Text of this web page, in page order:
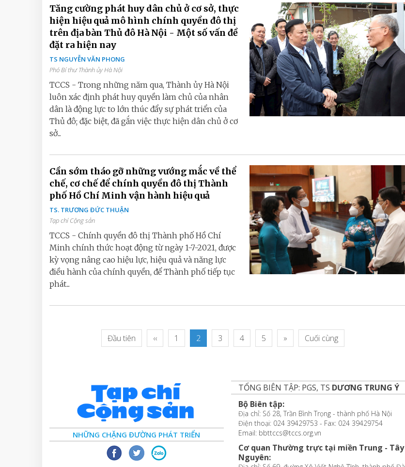
Tăng cường phát huy dân chủ ở cơ sở, thực
hiện hiệu quả mô hình chính quyền đô thị
trên địa bàn Thủ đô Hà Nội - Một số vấn đề
đặt ra hiện nay
TS NGUYỄN VĂN PHONG
Phó Bí thư Thành ủy Hà Nội
TCCS - Trong những năm qua, Thành ủy Hà Nội
luôn xác định phát huy quyền làm chủ của nhân
dân là động lực to lớn thúc đẩy sự phát triển của
Thủ đô; đặc biệt, đã gắn việc thực hiện dân chủ ở cơ
sở...
Cần sớm tháo gỡ những vướng mắc về thể
chế, cơ chế để chính quyền đô thị Thành
phố Hồ Chí Minh vận hành hiệu quả
TS. TRƯƠNG ĐỨC THUẬN
Tạp chí Cộng sản
TCCS - Chính quyền đô thị Thành phố Hồ Chí
Minh chính thức hoạt động từ ngày 1-7-2021, được
kỳ vọng nâng cao hiệu lực, hiệu quả và năng lực
điều hành của chính quyền, để Thành phố tiếp tục
phát...
Đầu tiên ‹‹ 1 2 3 4 5 » Cuối cùng
NHỮNG CHẶNG ĐƯỜNG PHÁT TRIỂN
TỔNG BIÊN TẬP: PGS, TS DƯƠNG TRUNG Ý
Bộ Biên tập:
Địa chỉ: Số 28, Trần Bình Trọng - thành phố Hà Nội
Điện thoại: 024 39429753 - Fax: 024 39429754
Email: bbttccs@tccs.org.vn
Cơ quan Thường trực tại miền Trung - Tây
Nguyên: